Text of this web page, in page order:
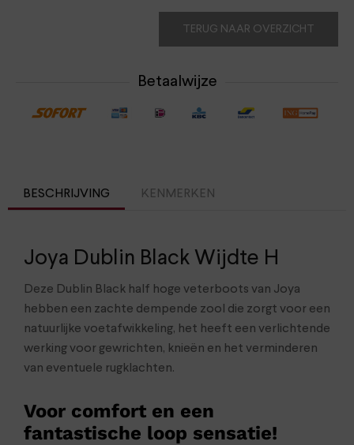
TERUG NAAR OVERZICHT
Betaalwijze
BESCHRIJVING KENMERKEN
Joya Dublin Black Wijdte H
Deze Dublin Black half hoge veterboots van Joya
hebben een zachte dempende zool die zorgt voor een
natuurlijke voetafwikkeling, het heeft een verlichtende
werking voor gewrichten, knieën en het verminderen
van eventuele rugklachten.
Voor comfort en een
fantastische loop sensatie!